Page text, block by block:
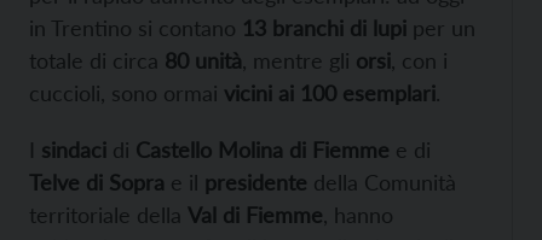
in Trentino si contano 13 branchi di lupi per un
totale di circa 80 unità , mentre gli orsi , con i
cuccioli, sono ormai vicini ai 100 esemplari.
I sindaci di Castello Molina di Fiemme e di
Telve di Sopra e il presidente della Comunità
territoriale della Val di Fiemme , hanno